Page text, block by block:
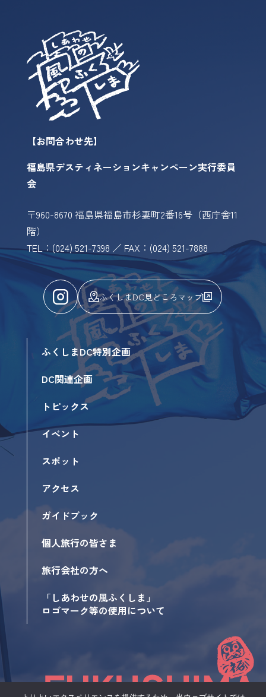
【お問合わせ先】
福島県デスティネーションキャンペーン実行委員
会
〒960-8670 福島県福島市杉妻町2番16号（西庁舎11
階）
TEL：(024) 521-7398 ／ FAX：(024) 521-7888
ふくしまDC見どころマップ
ふくしまDC特別企画
DC関連企画
トピックス
イベント
スポット
アクセス
ガイドブック
個人旅行の皆さま
旅行会社の方へ
「しあわせの風ふくしま」
ロゴマーク等の使用について